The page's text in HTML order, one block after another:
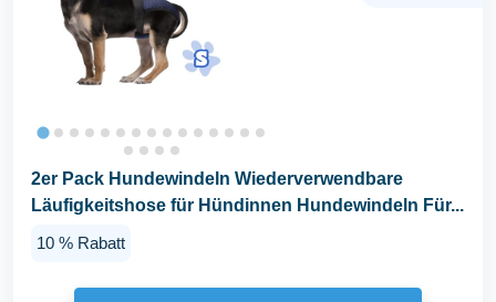
2er Pack Hundewindeln Wiederverwendbare
Läufigkeitshose für Hündinnen Hundewindeln Für...
10 % Rabatt